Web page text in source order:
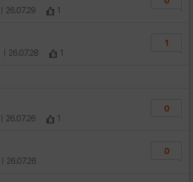
| 26.07.29 1
| 26.07.28 1
1
| 26.07.26 1
0
| 26.07.26
0